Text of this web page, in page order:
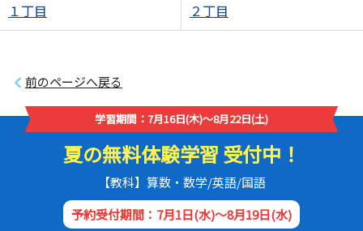
１丁目 ２丁目
前のページへ戻る
学習期間：7月16日(木)～8月22日(土)
夏の無料体験学習 受付中！
【教科】算数・数学/英語/国語
予約受付期間：7月1日(水)～8月19日(水)